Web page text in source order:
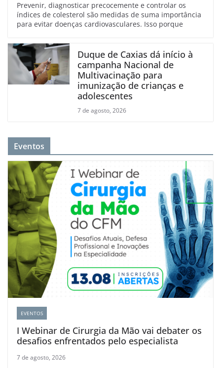
Prevenir, diagnosticar precocemente e controlar os
índices de colesterol são medidas de suma importância
para evitar doenças cardiovasculares. Isso porque
Duque de Caxias dá início à
campanha Nacional de
Multivacinação para
imunização de crianças e
adolescentes
7 de agosto, 2026
Eventos
EVENTOS
I Webinar de Cirurgia da Mão vai debater os
desafios enfrentados pelo especialista
7 de agosto, 2026